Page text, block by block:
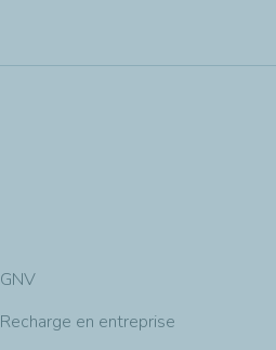
GNV
Recharge en entreprise